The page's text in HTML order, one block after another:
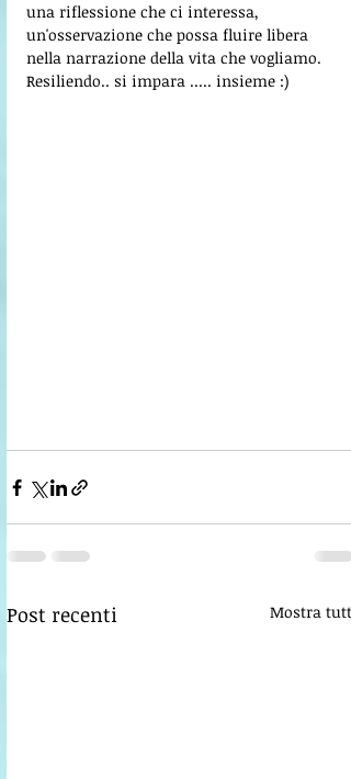
una riflessione che ci interessa,
un'osservazione che possa fluire libera
nella narrazione della vita che vogliamo.
Resiliendo.. si impara ..... insieme :)
Post recenti Mostra tutti